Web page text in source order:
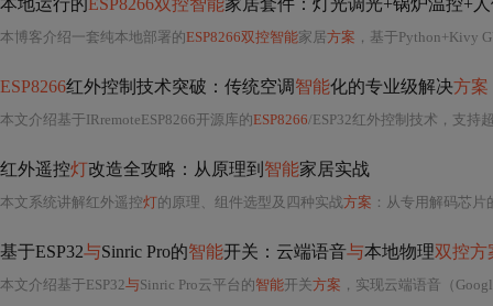
本地运行的ESP8266双控智能家居套件：灯光调光+锅炉温控+
本博客介绍一套纯本地部署的ESP8266双控智能家居方案 ，基于Python+Kivy
ESP8266红外控制技术突破：传统空调 智能化的专业级解决方案
本文介绍基于IRremoteESP8266开源库的ESP8266/ESP32红外控制技术，支持
红外遥控灯改造全攻略：从原理到 智能家居实战
本文系统讲解红外遥控灯的原理、组件选型及四种实战方案 ：从专用解码芯片的极简开关
基于ESP32与Sinric Pro的智能开关：云端语音与本地物理双控方
本文介绍基于ESP32与Sinric Pro云平台的智能开关方案 ，实现云端语音（